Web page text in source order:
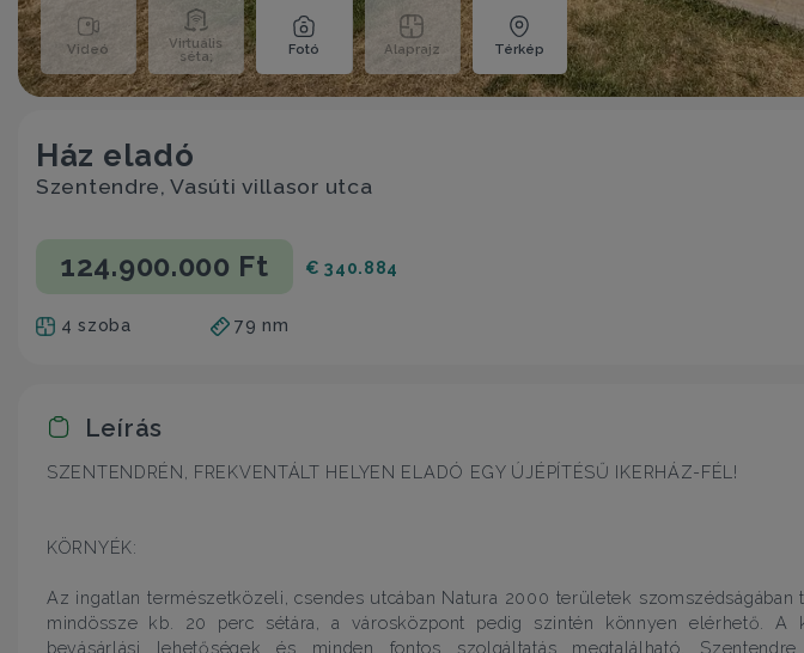
Videó Virtuális
séta; Fotó Alaprajz Térkép
Ház eladó
Szentendre, Vasúti villasor utca
124.900.000 Ft € 340.884
4 szoba 79 nm
Leírás
SZENTENDRÉN, FREKVENTÁLT HELYEN ELADÓ EGY ÚJÉPÍTÉSŰ IKERHÁZ-FÉL!
KÖRNYÉK:
Az ingatlan természetközeli, csendes utcában Natura 2000 területek szomszédságában
mindössze kb. 20 perc sétára, a városközpont pedig szintén könnyen elérhető. A
bevásárlási lehetőségek és minden fontos szolgáltatás megtalálható. Szentendre